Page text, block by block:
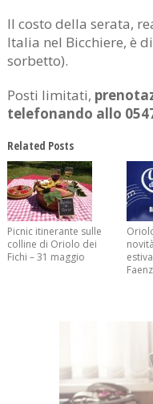
Il costo della serata,
Italia nel Bicchiere, è di
sorbetto).
Posti limitati,
telefonando allo
Related Posts
Picnic itinerante sulle
colline di Oriolo dei
Fichi – 31 maggio